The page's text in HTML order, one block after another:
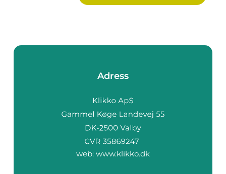
Adress
web: www.klikko.dk